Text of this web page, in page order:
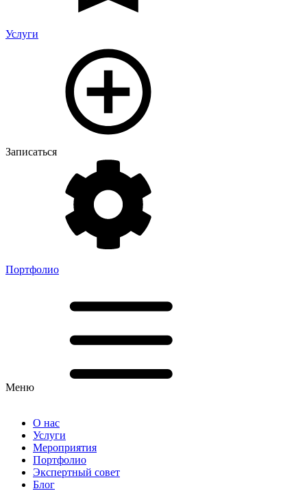
Услуги
Записаться
Портфолио
Меню
О нас
Услуги
Мероприятия
Портфолио
Экспертный совет
Блог